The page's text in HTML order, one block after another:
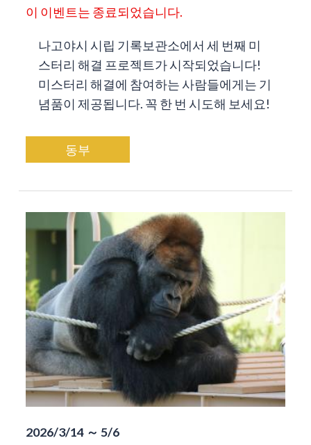
이 이벤트는 종료되었습니다.
나고야시 시립 기록보관소에서 세 번째 미
스터리 해결 프로젝트가 시작되었습니다!
미스터리 해결에 참여하는 사람들에게는 기
념품이 제공됩니다. 꼭 한 번 시도해 보세요!
동부
2026/3/14 ～ 5/6